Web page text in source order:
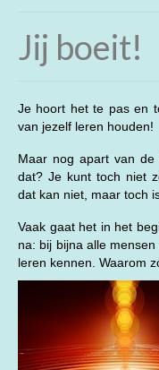
Heling en verfijning
Wijs wandelen
Achtergrond
Jij boeit!
Je hoort het te pas en
van jezelf leren houden!
Maar nog apart van
dat? Je kunt toch niet
dat kan niet, maar toch
Vaak gaat het in het
na: bij bijna alle
leren kennen. Waarom